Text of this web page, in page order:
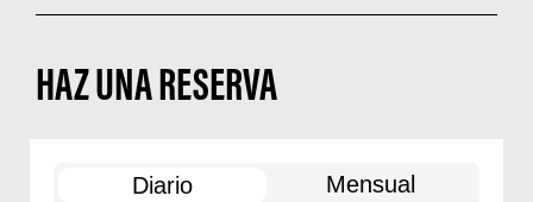
HAZ UNA RESERVA
Diario Mensual